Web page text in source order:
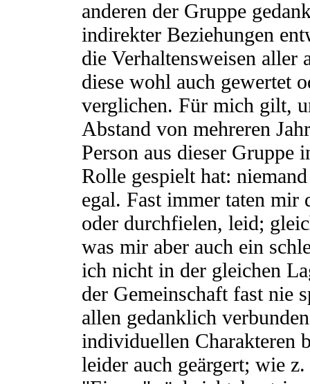
anderen der Gruppe
indirekter Beziehungen
die Verhaltensweisen aller
diese wohl auch gewertet
verglichen. Für mich gilt,
Abstand von mehreren
Person aus dieser Gruppe
Rolle gespielt hat:
egal. Fast immer taten mir
oder durchfielen, leid;
was mir aber auch ein
ich nicht in der gleichen
der Gemeinschaft fast nie
allen gedanklich
individuellen Charakteren
leider auch geärgert; wie